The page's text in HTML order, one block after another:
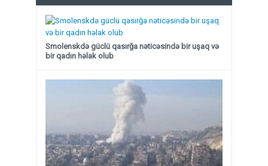
Smolenskdə güclü qasırğa nəticəsində bir uşaq və
bir qadın həlak olub